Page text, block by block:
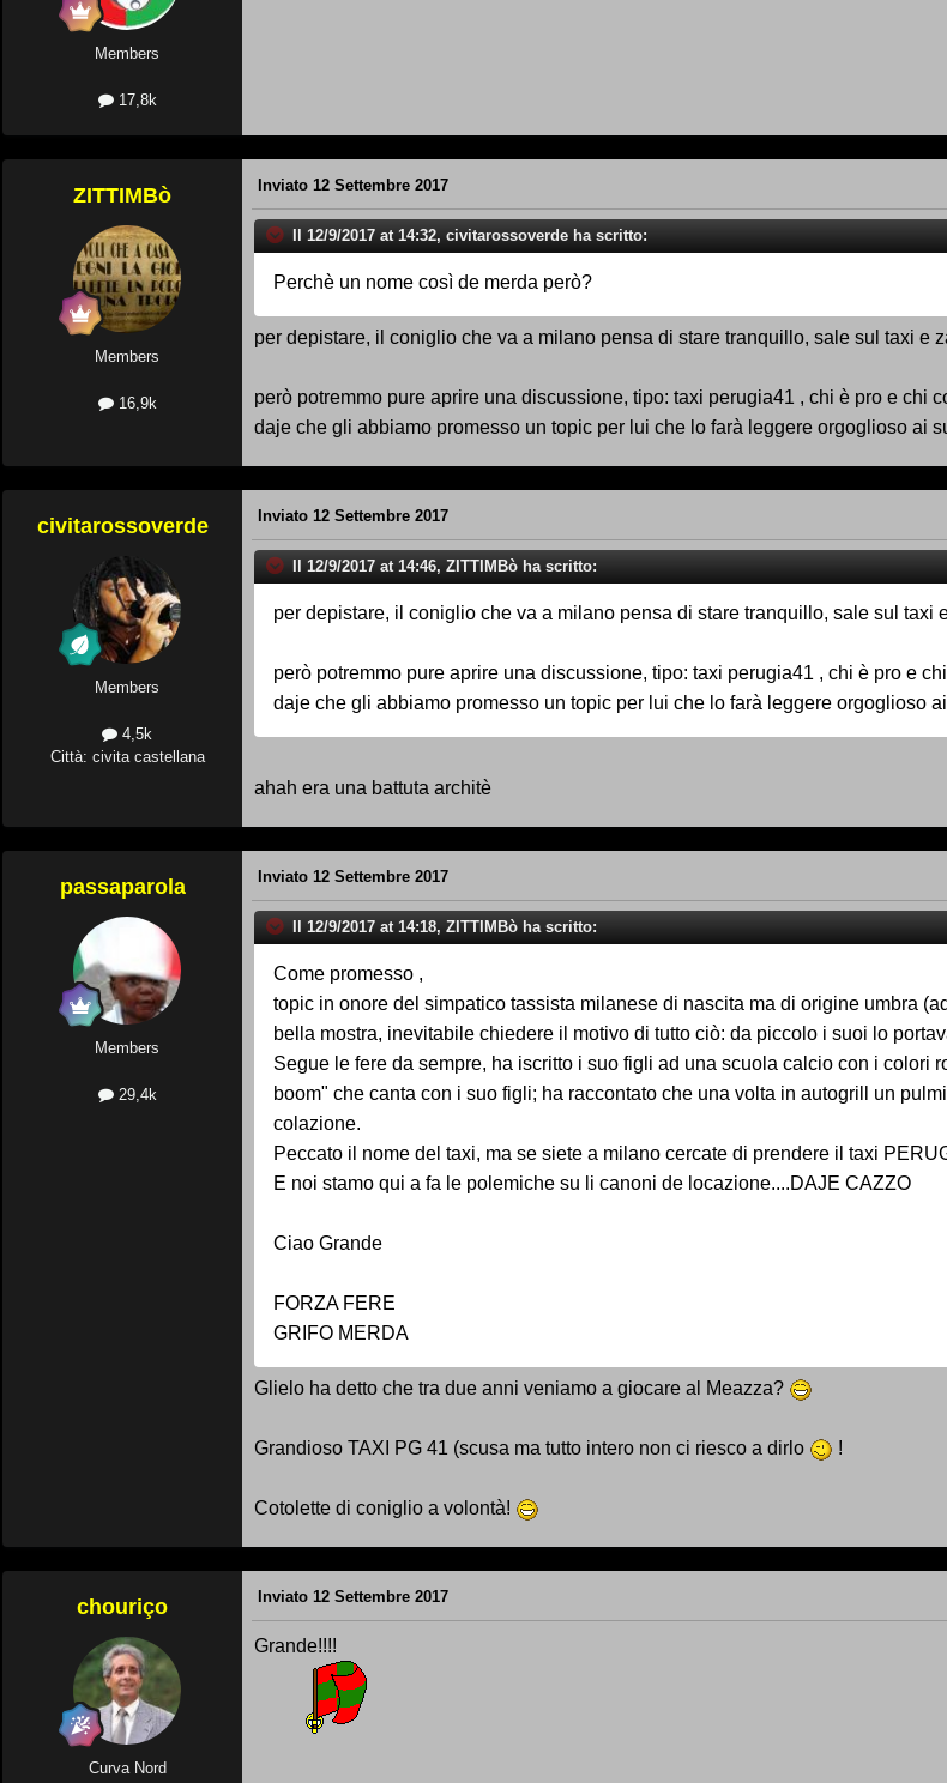
Members
17,8k
ZITTIMBò
Members
16,9k
Inviato 12 Settembre 2017
Il 12/9/2017 at 14:32, civitarossoverde ha scritto:
Perchè un nome così de merda però?
per depistare, il coniglio che va a milano pensa di stare tranquillo, sale sul taxi e
però potremmo pure aprire una discussione, tipo: taxi perugia41 , chi è pro e chi
daje che gli abbiamo promesso un topic per lui che lo farà leggere orgoglioso ai
civitarossoverde
Members
4,5k
Città: civita castellana
Inviato 12 Settembre 2017
Il 12/9/2017 at 14:46, ZITTIMBò ha scritto:
per depistare, il coniglio che va a milano pensa di stare tranquillo, sale sul taxi
però potremmo pure aprire una discussione, tipo: taxi perugia41 , chi è pro e
daje che gli abbiamo promesso un topic per lui che lo farà leggere orgoglioso
ahah era una battuta architè
passaparola
Members
29,4k
Inviato 12 Settembre 2017
Il 12/9/2017 at 14:18, ZITTIMBò ha scritto:
Come promesso ,
topic in onore del simpatico tassista milanese di nascita ma di origine umbra
bella mostra, inevitabile chiedere il motivo di tutto ciò: da piccolo i suoi lo
Segue le fere da sempre, ha iscritto i suo figli ad una scuola calcio con i
boom" che canta con i suo figli; ha raccontato che una volta in autogrill un
colazione.
Peccato il nome del taxi, ma se siete a milano cercate di prendere il taxi
E noi stamo qui a fa le polemiche su li canoni de locazione....DAJE CAZZO
Ciao Grande
FORZA FERE
GRIFO MERDA
Glielo ha detto che tra due anni veniamo a giocare al Meazza?
Grandioso TAXI PG 41 (scusa ma tutto intero non ci riesco a dirlo !
Cotolette di coniglio a volontà!
chouriço
Curva Nord
Inviato 12 Settembre 2017
Grande!!!!